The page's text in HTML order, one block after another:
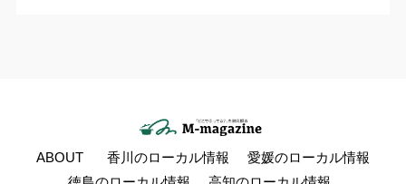
ABOUT 香川のローカル情報
愛媛のローカル情報